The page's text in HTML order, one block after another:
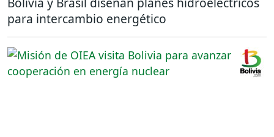
para intercambio energético